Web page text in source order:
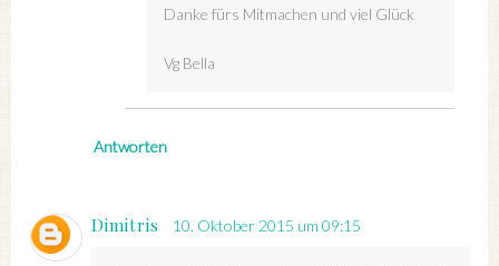
Danke fürs Mitmachen und viel Glück
Vg Bella
Antworten
Dimitris 10. Oktober 2015 um 09:15